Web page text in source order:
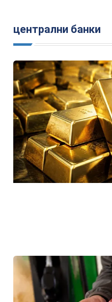
централни банки